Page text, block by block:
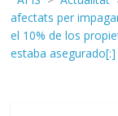
afectats per
el 10% de los
estaba asegurado[:]